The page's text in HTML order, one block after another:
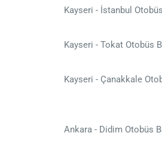
Kayseri - İstanbul
Kayseri - Tokat Otobüs
Kayseri - Çanakkale
Ankara - Didim Otobüs